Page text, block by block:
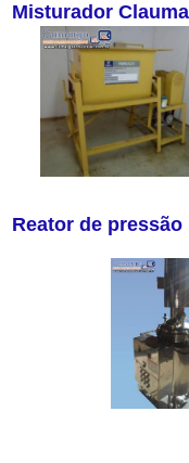
Misturador
Reator de